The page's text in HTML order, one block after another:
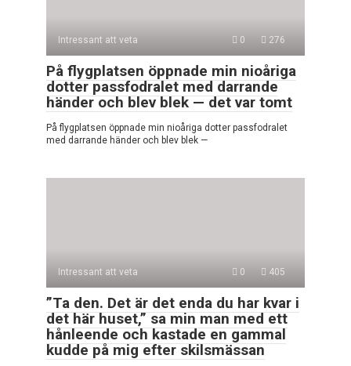
Intressant att veta 0 276
På flygplatsen öppnade min nioåriga
dotter passfodralet med darrande
händer och blev blek — det var tomt
På flygplatsen öppnade min nioåriga dotter passfodralet
med darrande händer och blev blek —
Intressant att veta 0 405
”Ta den. Det är det enda du har kvar i
det här huset,” sa min man med ett
hånleende och kastade en gammal
kudde på mig efter skilsmässan